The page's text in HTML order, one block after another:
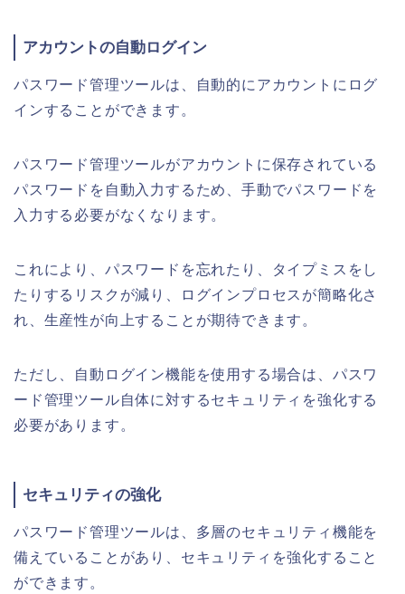
アカウントの自動ログイン
パスワード管理ツールは、自動的にアカウントにログ
インすることができます。
パスワード管理ツールがアカウントに保存されている
パスワードを自動入力するため、手動でパスワードを
入力する必要がなくなります。
これにより、パスワードを忘れたり、タイプミスをし
たりするリスクが減り、ログインプロセスが簡略化さ
れ、生産性が向上することが期待できます。
ただし、自動ログイン機能を使用する場合は、パスワ
ード管理ツール自体に対するセキュリティを強化する
必要があります。
セキュリティの強化
パスワード管理ツールは、多層のセキュリティ機能を
備えていることがあり、セキュリティを強化すること
ができます。